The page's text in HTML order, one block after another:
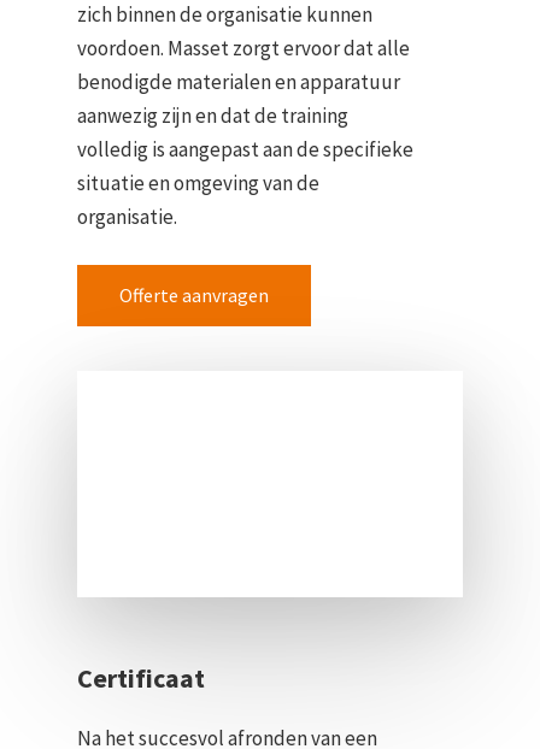
zich binnen de organisatie kunnen
voordoen. Masset zorgt ervoor dat alle
benodigde materialen en apparatuur
aanwezig zijn en dat de training
volledig is aangepast aan de specifieke
situatie en omgeving van de
organisatie.
Offerte aanvragen
Certificaat
Na het succesvol afronden van een